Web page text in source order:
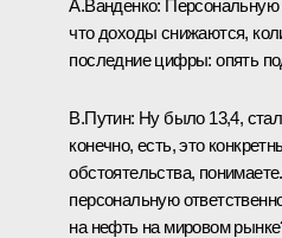
А.Ванденко: Персональную
что доходы снижаются,
последние цифры: опять
В.Путин: Ну было 13,4,
конечно, есть, это
обстоятельства,
персональную
на нефть на мировом